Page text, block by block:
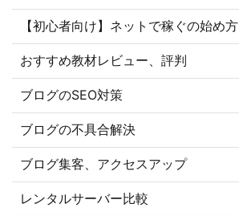
【初心者向け】ネットで稼ぐの始め方
おすすめ教材レビュー、評判
ブログのSEO対策
ブログの不具合解決
ブログ集客、アクセスアップ
レンタルサーバー比較